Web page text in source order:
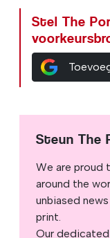
Stel The
Steun The
We are proud
around the
unbiased
print.
Our